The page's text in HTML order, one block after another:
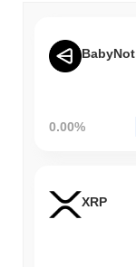
BabyNot
0.00%
XRP